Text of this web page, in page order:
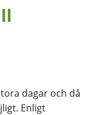
dagar och då
Enligt